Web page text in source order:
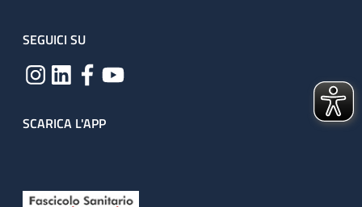
SEGUICI SU
SCARICA L'APP